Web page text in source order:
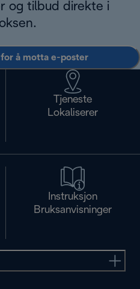
og tilbud direkte i
å motta e-poster
Tjeneste
Lokaliserer
Instruksjon
Bruksanvisninger